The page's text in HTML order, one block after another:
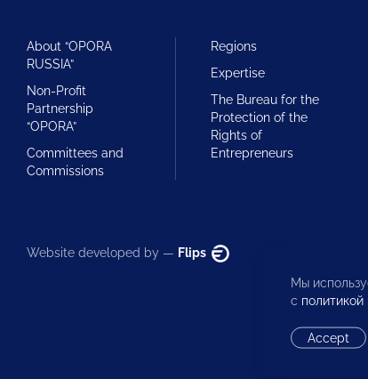
About “OPORA
RUSSIA”
Non-Profit
Partnership
“OPORA”
Committees and
Commissions
Regions
Expertise
The Bureau for the
Protection of the
Rights of
Entrepreneurs
Website developed by — Flips
Мы
с
Accept